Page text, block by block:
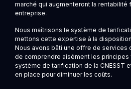
marché qui augmenteront la rentabilité
entreprise.
Nous maîtrisons le système de
mettons cette expertise à la
Nous avons bâti une offre de services
de comprendre aisément les principes
système de tarification de la CNESST
en place pour diminuer les coûts.